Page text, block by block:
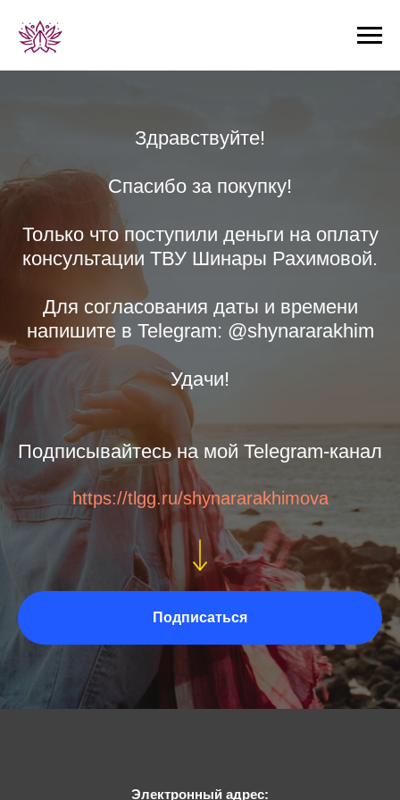
Здравствуйте!
Спасибо за покупку!
Только что поступили деньги на оплату
консультации ТВУ Шинары Рахимовой.
Для согласования даты и времени
напишите в Telegram: @shynararakhim
Удачи!
Подписывайтесь на мой Telegram-канал
https://tlgg.ru/shynararakhimova
Подписаться
Электронный адрес: